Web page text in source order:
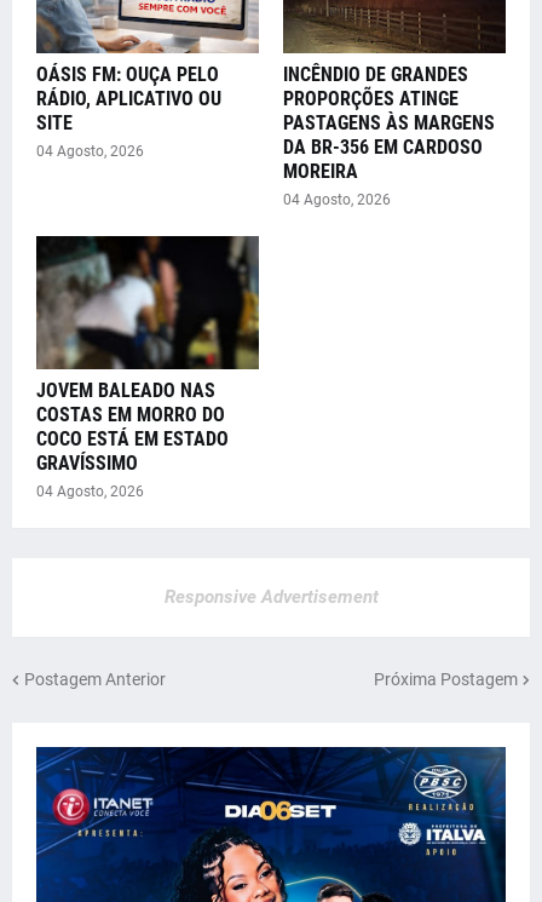
OÁSIS FM: OUÇA PELO
RÁDIO, APLICATIVO OU
SITE
04 Agosto, 2026
INCÊNDIO DE GRANDES
PROPORÇÕES ATINGE
PASTAGENS ÀS MARGENS
DA BR-356 EM CARDOSO
MOREIRA
04 Agosto, 2026
JOVEM BALEADO NAS
COSTAS EM MORRO DO
COCO ESTÁ EM ESTADO
GRAVÍSSIMO
04 Agosto, 2026
Responsive Advertisement
Postagem Anterior Próxima Postagem